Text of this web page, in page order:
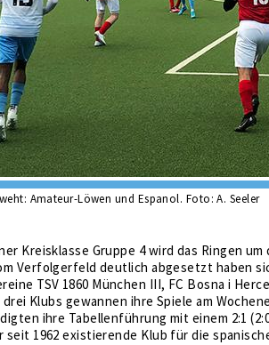
Amateur-Löwen und Espanol. Foto: A. Seeler
Kreisklasse Gruppe 4 wird das Ringen
Verfolgerfeld deutlich abgesetzt haben
TSV 1860 München III, FC Bosna i
drei Klubs gewannen ihre Spiele am
ihre Tabellenführung mit einem 2:1
seit 1962 existierende Klub für die